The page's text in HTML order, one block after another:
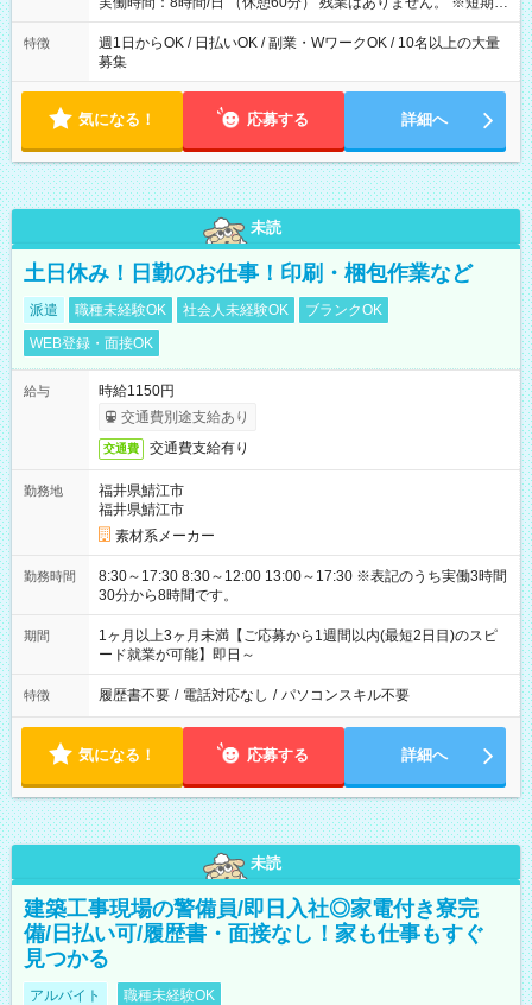
募集は行っておりません。予めご了承くださいませ。
特徴
週1日からOK / 日払いOK / 副業・WワークOK / 10名以上の大量
募集
気になる！ 応募する 詳細へ
未読
土日休み！日勤のお仕事！印刷・梱包作業など
派遣 職種未経験OK 社会人未経験OK
ブランクOK
WEB登録・面接OK
給与
時給1150円
交通費別途支給あり
交通費 交通費支給有り
勤務地
福井県鯖江市
福井県鯖江市
素材系メーカー
勤務時間
8:30～17:30 8:30～12:00 13:00～17:30 ※表記のうち実働3時間
30分から8時間です。
期間
1ヶ月以上3ヶ月未満【ご応募から1週間以内(最短2日目)のスピ
ード就業が可能】即日～
特徴 履歴書不要 / 電話対応なし / パソコンスキル不要
気になる！ 応募する 詳細へ
未読
建築工事現場の警備員/即日入社◎家電付き寮完
備/日払い可/履歴書・面接なし！家も仕事もすぐ
見つかる
アルバイト 職種未経験OK